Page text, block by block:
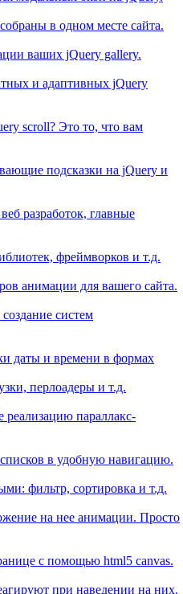
в одном месте сайта.
ваших jQuery gallery.
и адаптивных jQuery
scroll? Это то, что вам
подсказки на jQuery и
разработок, главные
фреймворков и т.д.
анимации для вашего сайта.
систем
даты и времени в формах
перлоадеры и т.д.
параллакс-
в удобную навигацию.
фильтр, сортировка и т.д.
на нее анимации. Просто
с помощью html5 canvas.
при наведении на них.